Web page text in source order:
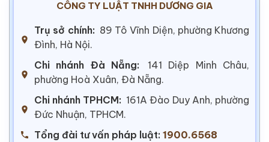
CÔNG TY LUẬT TNHH DƯƠNG GIA
Trụ sở chính: 89 Tô Vĩnh Diện, phường Khương
Đình, Hà Nội.
Chi nhánh Đà Nẵng:
141 Diệp Minh Châu,
phường Hoà Xuân, Đà Nẵng.
Chi nhánh TPHCM: 161A Đào Duy Anh, phường
Đức Nhuận, TPHCM.
Tổng đài tư vấn pháp luật: 1900.6568